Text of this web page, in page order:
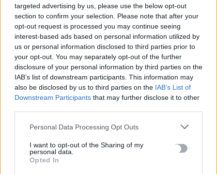
targeted advertising by us, please use the below opt-out
section to confirm your selection. Please note that after your
opt-out request is processed you may continue seeing
interest-based ads based on personal information utilized by
us or personal information disclosed to third parties prior to
your opt-out. You may separately opt-out of the further
disclosure of your personal information by third parties on the
IAB’s list of downstream participants. This information may
also be disclosed by us to third parties on the IAB’s List of
Downstream Participants that may further disclose it to other
Personal Data Processing Opt Outs
I want to opt-out of the Sharing of my
personal data.
Opted In
ΠΑΣΕΒΙΠΕ: Αντιδράσεις για το νέο Χωροταξικό Πλαίσιο της
Βιομηχανίας – «Δημιουργεί επιχειρήσεις δύο και τριών
ταχυτήτων»
6 Αυγούστου, 2026
Τουρνουά Τορόντο: Εντυπωσιακή πρεμιέρα για τη Μαρία
Σάκκαρη – Προκρίνεται στους «32»
6 Αυγούστου, 2026
Η καθαριότητα στον Αποκόρωνα δεν είναι θέμα
6 Αυγούστου, 2026